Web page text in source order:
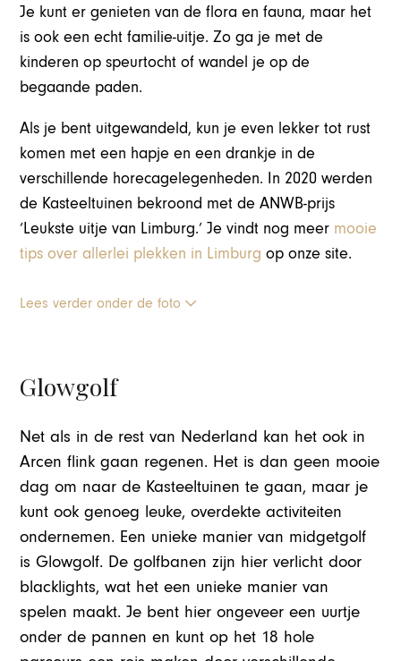
Je kunt er genieten van de flora en fauna, maar het
is ook een echt familie-uitje. Zo ga je met de
kinderen op speurtocht of wandel je op de
begaande paden.
Als je bent uitgewandeld, kun je even lekker tot rust
komen met een hapje en een drankje in de
verschillende horecagelegenheden. In 2020 werden
de Kasteeltuinen bekroond met de ANWB-prijs
‘Leukste uitje van Limburg.’ Je vindt nog meer mooie
tips over allerlei plekken in Limburg op onze site.
Lees verder onder de foto
Glowgolf
Net als in de rest van Nederland kan het ook in
Arcen flink gaan regenen. Het is dan geen mooie
dag om naar de Kasteeltuinen te gaan, maar je
kunt ook genoeg leuke, overdekte activiteiten
ondernemen. Een unieke manier van midgetgolf
is Glowgolf. De golfbanen zijn hier verlicht door
blacklights, wat het een unieke manier van
spelen maakt. Je bent hier ongeveer een uurtje
onder de pannen en kunt op het 18 hole